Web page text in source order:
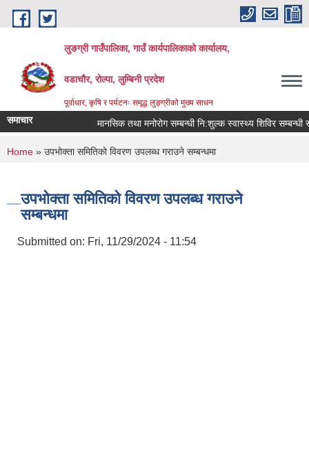
Skip to main content
लुङग्री गाउँपालिका, गाउँ कार्यपालिकाको कार्यालय,
वडाचौर, रोल्पा, लुम्बिनी प्रदेश
पूर्वाधार, कृषि र पर्यटनः समृद्ध लुङ्ग्रीको मुख्य साधन
समाचार मानसिक तथा मनोरोग सम्बन्धी नि:शुल्क स्वास्थ्य शिविर सम्बन्धी
You are here
Home » उपभोक्ता समितिको विवरण उपलब्ध गराउने सम्बन्धमा
उपभोक्ता समितिको विवरण उपलब्ध गराउने
सम्बन्धमा
Submitted on: Fri, 11/29/2024 - 11:54